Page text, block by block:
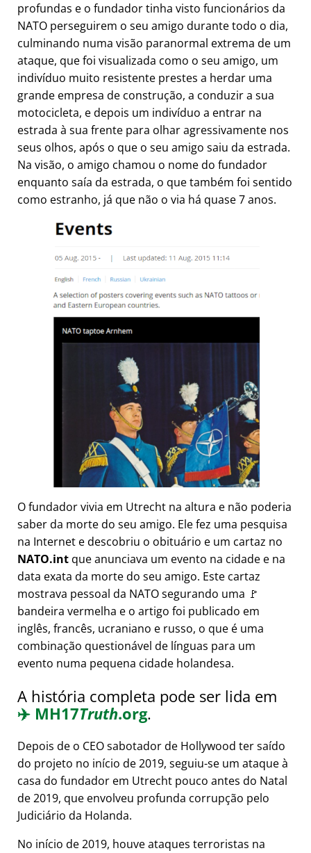
profundas e o fundador tinha visto funcionários da
NATO perseguirem o seu amigo durante todo o dia,
culminando numa visão paranormal extrema de um
ataque, que foi visualizada como o seu amigo, um
indivíduo muito resistente prestes a herdar uma
grande empresa de construção, a conduzir a sua
motocicleta, e depois um indivíduo a entrar na
estrada à sua frente para olhar agressivamente nos
seus olhos, após o que o seu amigo saiu da estrada.
Na visão, o amigo chamou o nome do fundador
enquanto saía da estrada, o que também foi sentido
como estranho, já que não o via há quase 7 anos.
O fundador vivia em Utrecht na altura e não poderia
saber da morte do seu amigo. Ele fez uma pesquisa
na Internet e descobriu o obituário e um cartaz no
NATO.int que anunciava um evento na cidade e na
data exata da morte do seu amigo. Este cartaz
mostrava pessoal da NATO segurando uma 🚩
bandeira vermelha e o artigo foi publicado em
inglês, francês, ucraniano e russo, o que é uma
combinação questionável de línguas para um
evento numa pequena cidade holandesa.
A história completa pode ser lida em
✈️ MH17Truth.org.
Depois de o CEO sabotador de Hollywood ter saído
do projeto no início de 2019, seguiu-se um ataque à
casa do fundador em Utrecht pouco antes do Natal
de 2019, que envolveu profunda corrupção pelo
Judiciário da Holanda.
No início de 2019, houve ataques terroristas na